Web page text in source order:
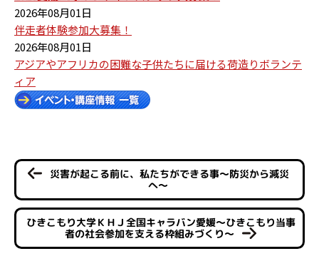
2026年08月01日
伴走者体験参加大募集！
2026年08月01日
アジアやアフリカの困難な子供たちに届ける荷造りボランテ
ィア
災害が起こる前に、私たちができる事～防災から減災
へ～
ひきこもり大学ＫＨＪ全国キャラバン愛媛～ひきこもり当事
者の社会参加を支える枠組みづくり～